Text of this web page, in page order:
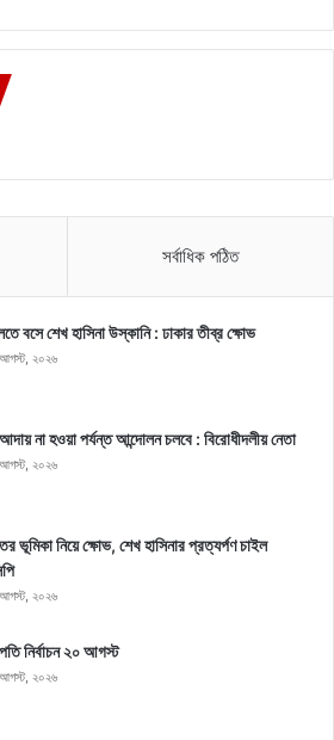
সর্বাধিক পঠিত
বসে শেখ হাসিনা উস্কানি : ঢাকার তীব্র ক্ষোভ
২০২৬
আদায় না হওয়া পর্যন্ত আন্দোলন চলবে : বিরোধীদলীয় নেতা
২০২৬
ভূমিকা নিয়ে ক্ষোভ, শেখ হাসিনার প্রত্যর্পণ চাইল
২০২৬
নির্বাচন ২০ আগস্ট
২০২৬